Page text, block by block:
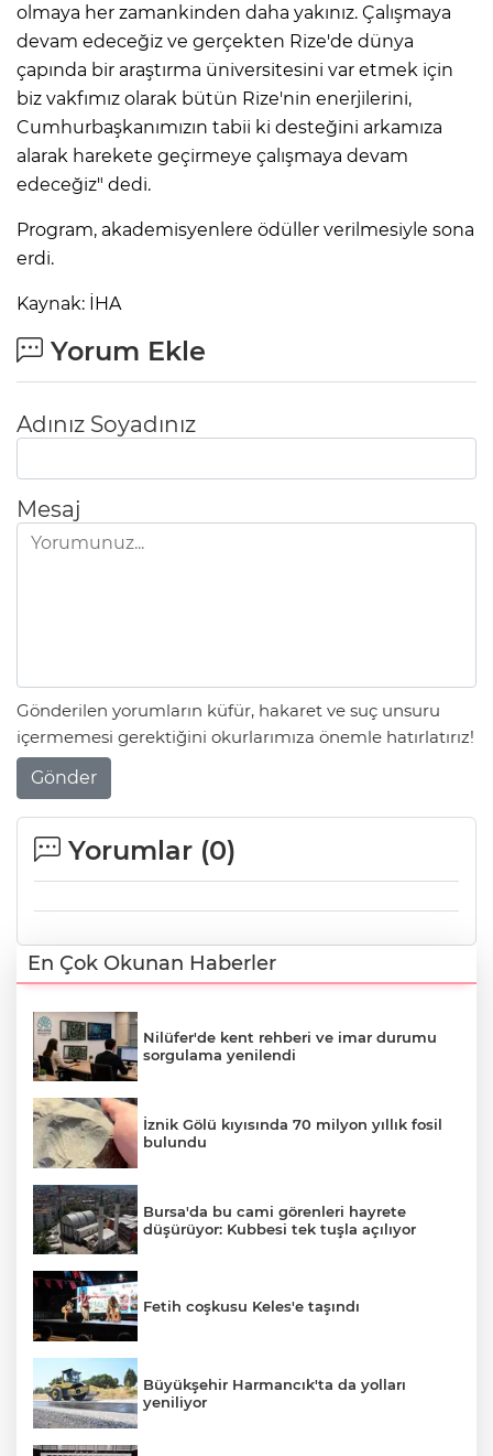
olmaya her zamankinden daha yakınız. Çalışmaya
devam edeceğiz ve gerçekten Rize'de dünya
çapında bir araştırma üniversitesini var etmek için
biz vakfımız olarak bütün Rize'nin enerjilerini,
Cumhurbaşkanımızın tabii ki desteğini arkamıza
alarak harekete geçirmeye çalışmaya devam
edeceğiz" dedi.
Program, akademisyenlere ödüller verilmesiyle sona
erdi.
Kaynak: İHA
Yorum Ekle
Adınız Soyadınız
Mesaj
Gönderilen yorumların küfür, hakaret ve suç unsuru
içermemesi gerektiğini okurlarımıza önemle hatırlatırız!
Gönder
Yorumlar (0)
En Çok Okunan Haberler
Nilüfer'de kent rehberi ve imar durumu
sorgulama yenilendi
İznik Gölü kıyısında 70 milyon yıllık fosil
bulundu
Bursa'da bu cami görenleri hayrete
düşürüyor: Kubbesi tek tuşla açılıyor
Fetih coşkusu Keles'e taşındı
Büyükşehir Harmancık'ta da yolları
yeniliyor